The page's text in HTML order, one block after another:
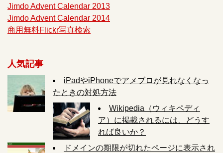
Jimdo Advent Calendar 2013
Jimdo Advent Calendar 2014
商用無料Flickr写真検索
人気記事
iPadやiPhoneでアメブロが見れなくなっ
たときの対処方法
Wikipedia（ウィキペディ
ア）に掲載されるには、どうす
れば良いか？
ドメインの期限が切れたページに表示され